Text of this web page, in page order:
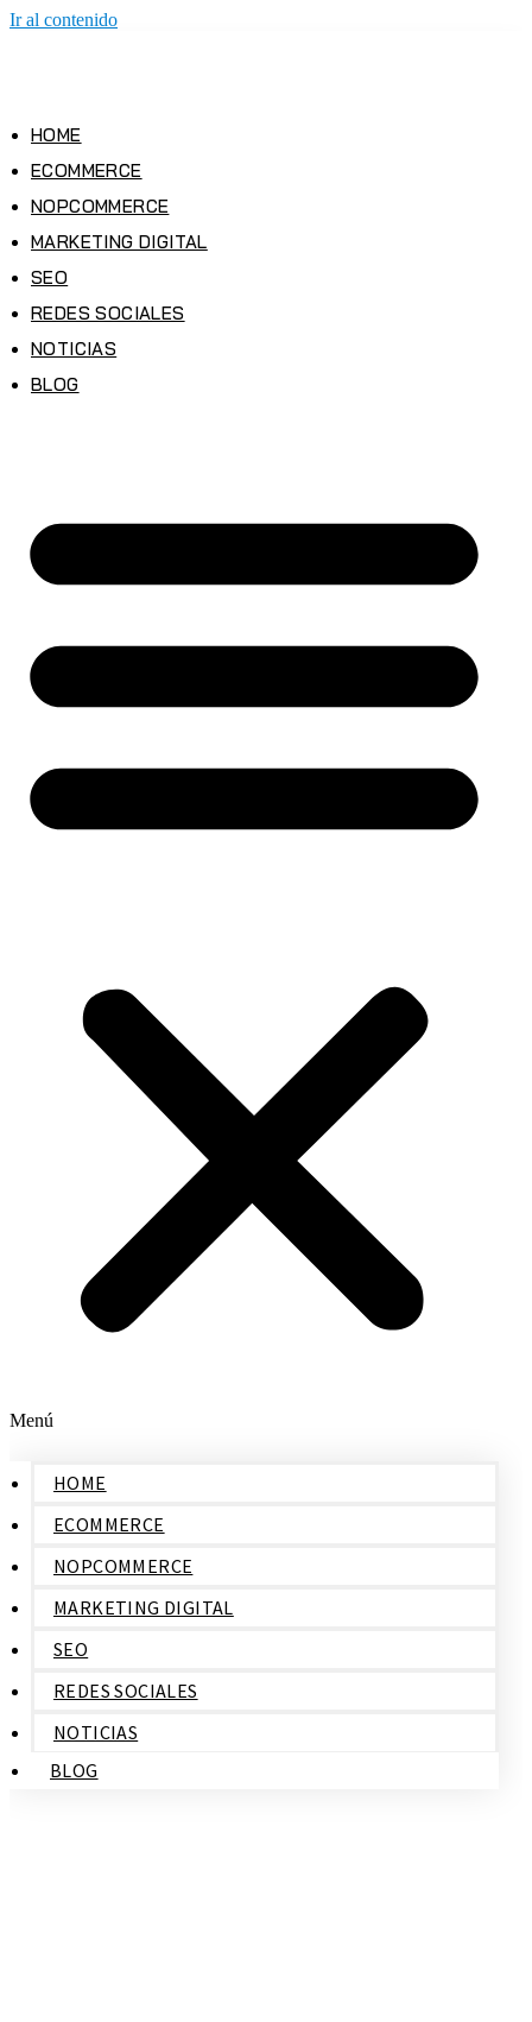
Ir al contenido
HOME
ECOMMERCE
NOPCOMMERCE
MARKETING DIGITAL
SEO
REDES SOCIALES
NOTICIAS
BLOG
Menú
HOME
ECOMMERCE
NOPCOMMERCE
MARKETING DIGITAL
SEO
REDES SOCIALES
NOTICIAS
BLOG